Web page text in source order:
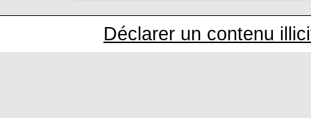
Déclarer un contenu